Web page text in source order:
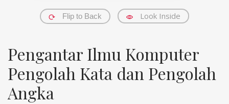
Flip to Back Look Inside
Pengantar Ilmu Komputer
Pengolah Kata dan Pengolah
Angka